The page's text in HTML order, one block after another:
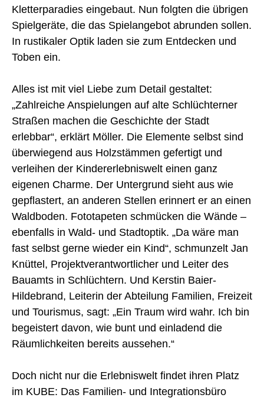
Kletterparadies eingebaut. Nun folgten die übrigen
Spielgeräte, die das Spielangebot abrunden sollen.
In rustikaler Optik laden sie zum Entdecken und
Toben ein.
Alles ist mit viel Liebe zum Detail gestaltet:
„Zahlreiche Anspielungen auf alte Schlüchterner
Straßen machen die Geschichte der Stadt
erlebbar“, erklärt Möller. Die Elemente selbst sind
überwiegend aus Holzstämmen gefertigt und
verleihen der Kindererlebniswelt einen ganz
eigenen Charme. Der Untergrund sieht aus wie
gepflastert, an anderen Stellen erinnert er an einen
Waldboden. Fototapeten schmücken die Wände –
ebenfalls in Wald- und Stadtoptik. „Da wäre man
fast selbst gerne wieder ein Kind“, schmunzelt Jan
Knüttel, Projektverantwortlicher und Leiter des
Bauamts in Schlüchtern. Und Kerstin Baier-
Hildebrand, Leiterin der Abteilung Familien, Freizeit
und Tourismus, sagt: „Ein Traum wird wahr. Ich bin
begeistert davon, wie bunt und einladend die
Räumlichkeiten bereits aussehen.“
Doch nicht nur die Erlebniswelt findet ihren Platz
im KUBE: Das Familien- und Integrationsbüro